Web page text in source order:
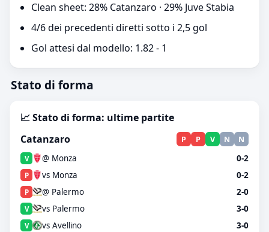
Clean sheet: 28% Catanzaro · 29% Juve Stabia
4/6 dei precedenti diretti sotto i 2,5 gol
Gol attesi dal modello: 1.82 - 1
Stato di forma
📈 Stato di forma: ultime partite
Catanzaro
P P V N N
V @ Monza 0-2
P vs Monza 0-2
P @ Palermo 2-0
V vs Palermo 3-0
V vs Avellino 3-0